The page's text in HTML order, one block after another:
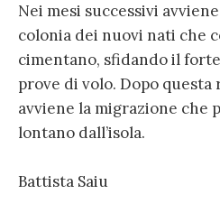
Nei mesi successivi
colonia dei nuovi nati che
cimentano, sfidando il
prove di volo. Dopo
avviene la migrazione
lontano dall’isola.
Battista Saiu